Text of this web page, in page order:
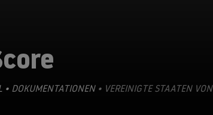
• DOKUMENTATIONEN• VEREINIGTE STAATEN VON